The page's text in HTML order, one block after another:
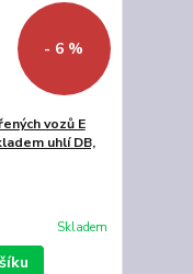
- 6 %
vozů E
uhlí DB,
Skladem